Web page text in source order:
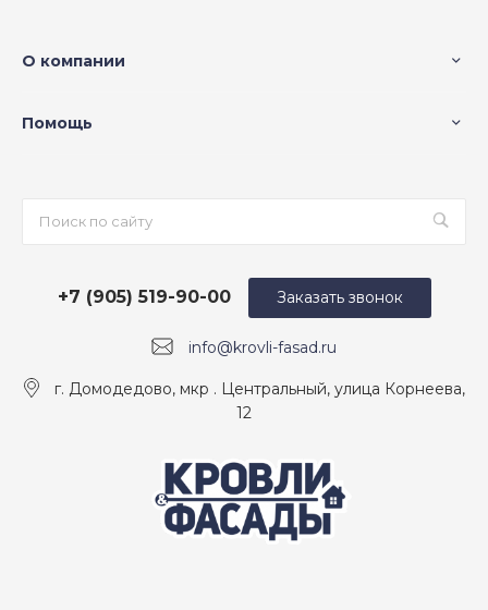
О компании
Помощь
info@krovli-fasad.ru
+7 (905) 519-90-00
г. Домодедово, мкр . Центральный, улица Корнеева,
12
Заказать звонок